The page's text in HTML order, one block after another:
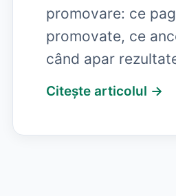
promovare: ce
promovate, ce
când apar
Citește articolul →